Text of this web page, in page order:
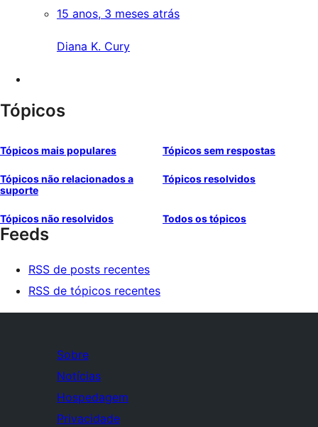
15 anos, 3 meses atrás
Diana K. Cury
Tópicos
Tópicos mais populares Tópicos sem respostas
Tópicos não relacionados a
suporte
Tópicos resolvidos
Tópicos não resolvidos Todos os tópicos
Feeds
RSS de posts recentes
RSS de tópicos recentes
Sobre
Notícias
Hospedagem
Privacidade